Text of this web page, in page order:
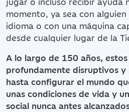
momento, ya sea con
idioma o con una máquina
desde cualquier lugar de la
A lo largo de 150 años,
profundamente disruptivos y
hasta configurar el mundo
unas condiciones de vida y
social nunca antes